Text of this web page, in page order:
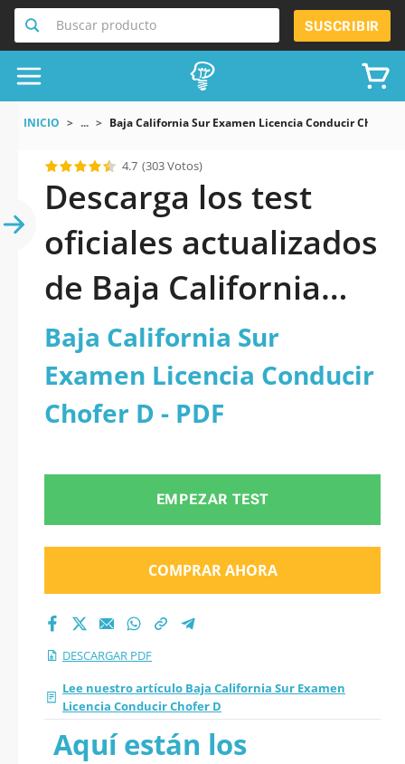
Buscar producto SUSCRIBIR
INICIO ... Baja California Sur Examen Licencia Conducir Chofer D
4.7 (303 Votos)
Descarga los test
oficiales actualizados
de Baja California
Sur Examen Licencia
Conducir Chofer D
2026 en PDF
Baja California Sur
Examen Licencia Conducir
Chofer D - PDF
EMPEZAR TEST
COMPRAR AHORA
DESCARGAR PDF
Lee nuestro artículo Baja California Sur Examen
Licencia Conducir Chofer D
Aquí están los